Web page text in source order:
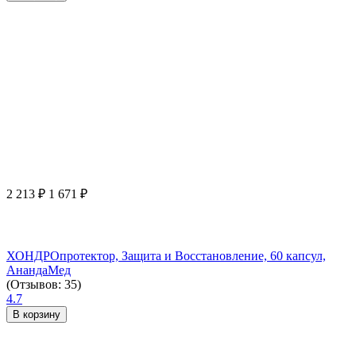
2 213 ₽ 1 671 ₽
ХОНДРОпротектор, Защита и Восстановление, 60 капсул,
АнандаМед
(Отзывов: 35)
4.7
В корзину